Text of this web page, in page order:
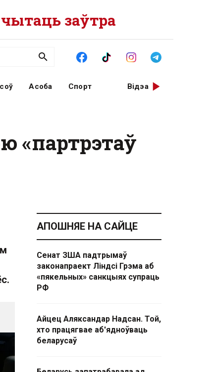
заўтра
Асоба Спорт Відэа
«партрэтаў
АПОШНЯЕ НА САЙЦЕ
Сенат ЗША падтрымаў
законапраект Ліндсі Грэма аб
«пякельных» санкцыях супраць
РФ
Айцец Аляксандар Надсан. Той,
хто працягвае аб'ядноўваць
беларусаў